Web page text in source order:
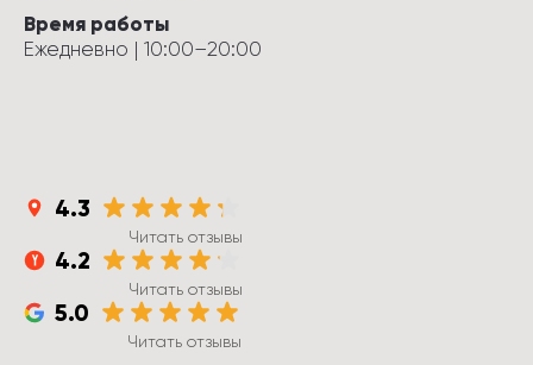
Время работы
Ежедневно | 10:00–20:00
4.3
Читать отзывы
4.2
Читать отзывы
5.0
Читать отзывы